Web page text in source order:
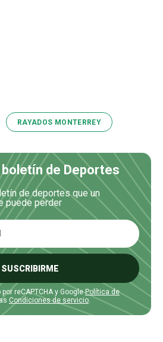
RAYADOS MONTERREY
de Deportes
de deportes que un
puede perder
SUSCRIBIRME
reCAPTCHA y GooglePolítica de
Condiciones de servicio.